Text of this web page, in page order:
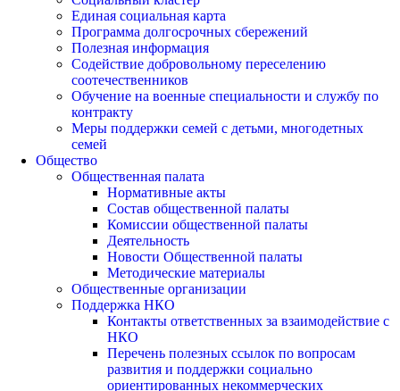
Единая социальная карта
Программа долгосрочных сбережений
Полезная информация
Содействие добровольному переселению
соотечественников
Обучение на военные специальности и службу по
контракту
Меры поддержки семей с детьми, многодетных
семей
Общество
Общественная палата
Нормативные акты
Состав общественной палаты
Комиссии общественной палаты
Деятельность
Новости Общественной палаты
Методические материалы
Общественные организации
Поддержка НКО
Контакты ответственных за взаимодействие с
НКО
Перечень полезных ссылок по вопросам
развития и поддержки социально
ориентированных некоммерческих